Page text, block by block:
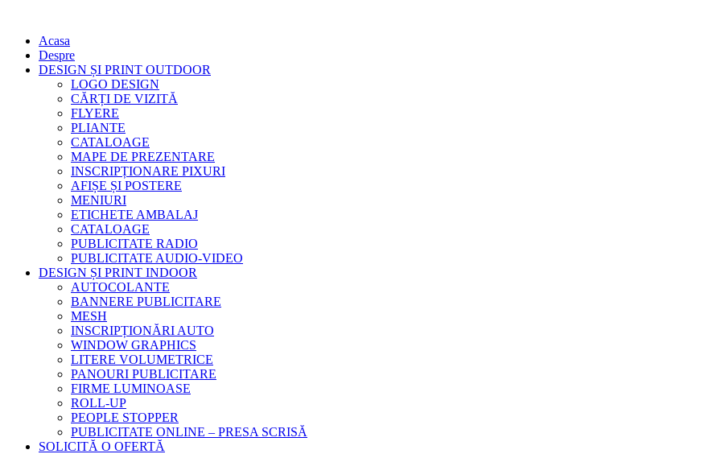
Acasa
Despre
DESIGN ȘI PRINT OUTDOOR
LOGO DESIGN
CĂRȚI DE VIZITĂ
FLYERE
PLIANTE
CATALOAGE
MAPE DE PREZENTARE
INSCRIPȚIONARE PIXURI
AFIȘE ȘI POSTERE
MENIURI
ETICHETE AMBALAJ
CATALOAGE
PUBLICITATE RADIO
PUBLICITATE AUDIO-VIDEO
DESIGN ȘI PRINT INDOOR
AUTOCOLANTE
BANNERE PUBLICITARE
MESH
INSCRIPȚIONĂRI AUTO
WINDOW GRAPHICS
LITERE VOLUMETRICE
PANOURI PUBLICITARE
FIRME LUMINOASE
ROLL-UP
PEOPLE STOPPER
PUBLICITATE ONLINE – PRESA SCRISĂ
SOLICITĂ O OFERTĂ